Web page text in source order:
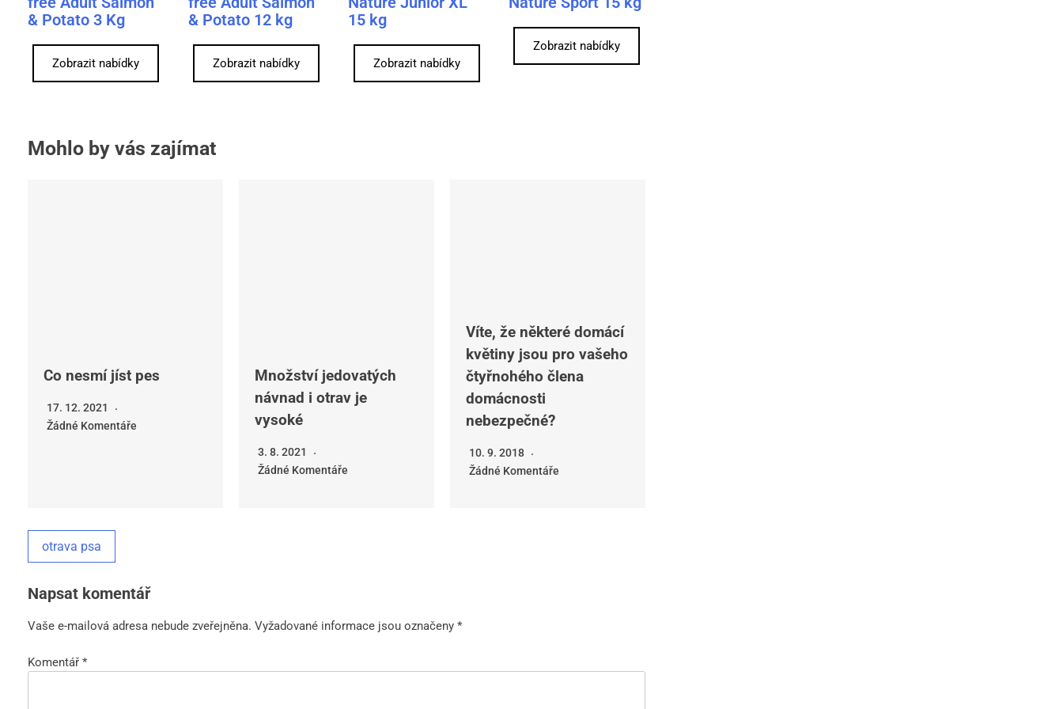
& Potato 3 Kg
Zobrazit nabídky
& Potato 12 kg
Zobrazit nabídky
15 kg
Zobrazit nabídky
Zobrazit nabídky
Mohlo by vás zajímat
Co nesmí jíst pes
17. 12. 2021
Žádné Komentáře
Množství jedovatých
návnad i otrav je
vysoké
3. 8. 2021
Žádné Komentáře
Víte, že některé domácí
květiny jsou pro vašeho
čtyřnohého člena
domácnosti
nebezpečné?
10. 9. 2018
Žádné Komentáře
otrava psa
Napsat komentář
Vaše e-mailová adresa nebude zveřejněna. Vyžadované informace jsou označeny *
Komentář *